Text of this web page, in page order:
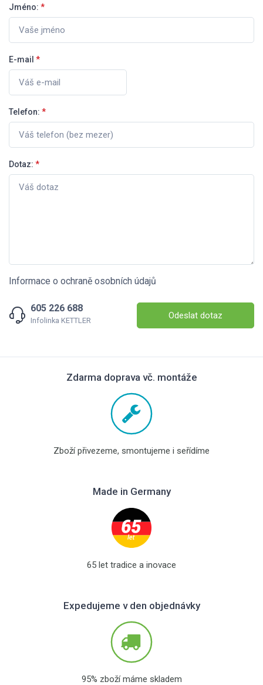
Jméno: *
E-mail *
Telefon: *
Dotaz: *
Informace o ochraně osobních údajů
605 226 688
Infolinka KETTLER Odeslat dotaz
Zdarma doprava vč. montáže
Zboží přivezeme, smontujeme i seřídíme
Made in Germany
65 let tradice a inovace
Expedujeme v den objednávky
95% zboží máme skladem